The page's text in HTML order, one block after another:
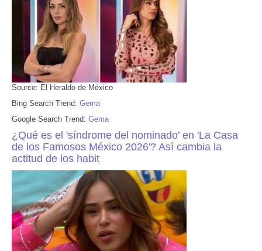
Source: El Heraldo de México
Bing Search Trend: Gema
Google Search Trend: Gema
¿Qué es el 'síndrome del nominado' en 'La Casa
de los Famosos México 2026'? Así cambia la
actitud de los habit